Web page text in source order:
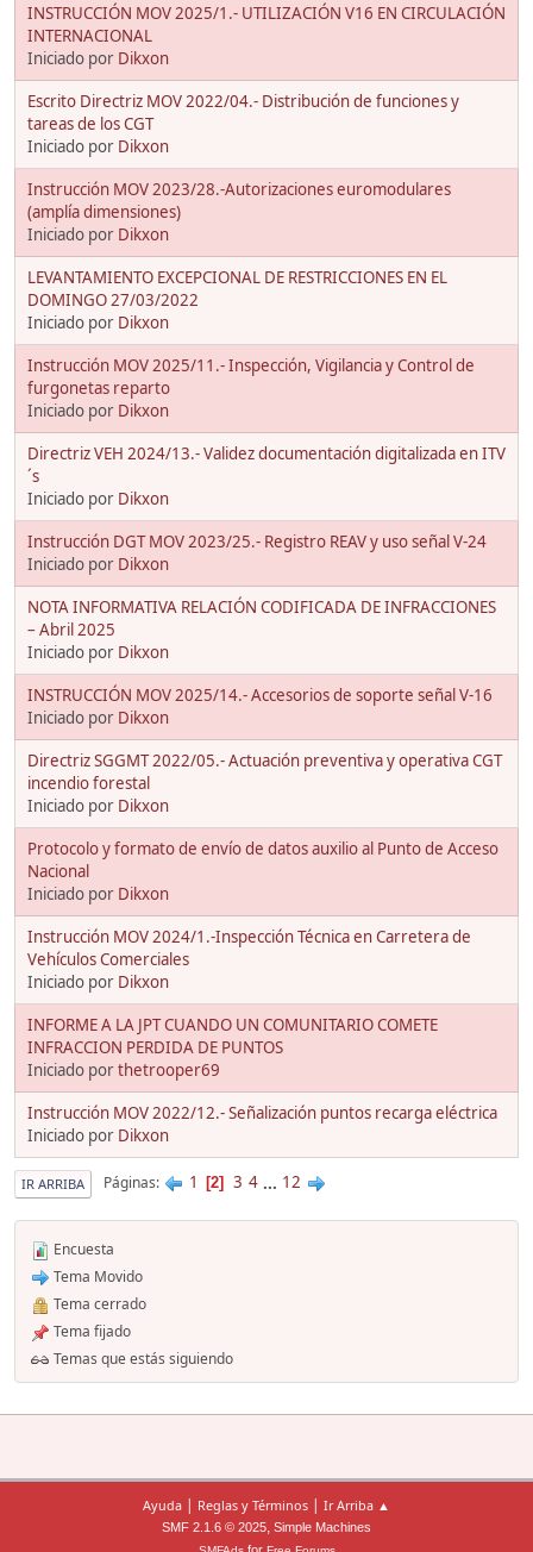
INSTRUCCIÓN MOV 2025/1.- UTILIZACIÓN V16 EN CIRCULACIÓN
INTERNACIONAL
Iniciado por Dikxon
Escrito Directriz MOV 2022/04.- Distribución de funciones y
tareas de los CGT
Iniciado por Dikxon
Instrucción MOV 2023/28.-Autorizaciones euromodulares
(amplía dimensiones)
Iniciado por Dikxon
LEVANTAMIENTO EXCEPCIONAL DE RESTRICCIONES EN EL
DOMINGO 27/03/2022
Iniciado por Dikxon
Instrucción MOV 2025/11.- Inspección, Vigilancia y Control de
furgonetas reparto
Iniciado por Dikxon
Directriz VEH 2024/13.- Validez documentación digitalizada en ITV
´s
Iniciado por Dikxon
Instrucción DGT MOV 2023/25.- Registro REAV y uso señal V-24
Iniciado por Dikxon
NOTA INFORMATIVA RELACIÓN CODIFICADA DE INFRACCIONES
– Abril 2025
Iniciado por Dikxon
INSTRUCCIÓN MOV 2025/14.- Accesorios de soporte señal V-16
Iniciado por Dikxon
Directriz SGGMT 2022/05.- Actuación preventiva y operativa CGT
incendio forestal
Iniciado por Dikxon
Protocolo y formato de envío de datos auxilio al Punto de Acceso
Nacional
Iniciado por Dikxon
Instrucción MOV 2024/1.-Inspección Técnica en Carretera de
Vehículos Comerciales
Iniciado por Dikxon
INFORME A LA JPT CUANDO UN COMUNITARIO COMETE
INFRACCION PERDIDA DE PUNTOS
Iniciado porthetrooper69
Instrucción MOV 2022/12.- Señalización puntos recarga eléctrica
Iniciado por Dikxon
IR ARRIBA Páginas 1 2 3 4 ... 12
Encuesta
Tema Movido
Tema cerrado
Tema fijado
Temas que estás siguiendo
Ayuda | Reglas y Términos | Ir Arriba ▲
SMF 2.1.6 © 2025, Simple Machines